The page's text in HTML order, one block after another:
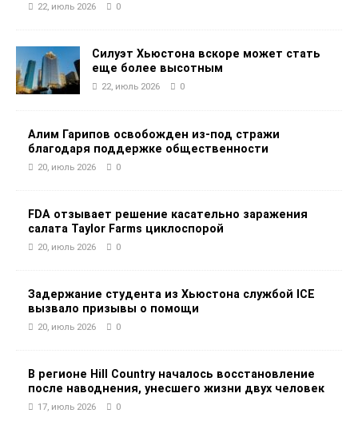
22, июль 2026 0
Силуэт Хьюстона вскоре может стать
еще более высотным
22, июль 2026 0
Алим Гарипов освобожден из-под стражи
благодаря поддержке общественности
20, июль 2026 0
FDA отзывает решение касательно заражения
салата Taylor Farms циклоспорой
20, июль 2026 0
Задержание студента из Хьюстона службой ICE
вызвало призывы о помощи
20, июль 2026 0
В регионе Hill Country началось восстановление
после наводнения, унесшего жизни двух человек
17, июль 2026 0